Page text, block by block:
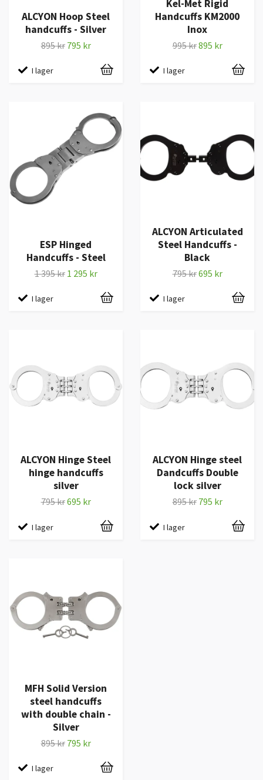
ALCYON Hoop Steel
handcuffs - Silver
895 kr 795 kr
I lager
Kel-Met Rigid
Handcuffs KM2000
Inox
995 kr895 kr
I lager
ESP Hinged
Handcuffs - Steel
1 395 kr 1 295 kr
I lager
ALCYON Articulated
Steel Handcuffs -
Black
795 kr695 kr
I lager
ALCYON Hinge Steel
hinge handcuffs
silver
795 kr695 kr
I lager
ALCYON Hinge steel
Dandcuffs Double
lock silver
895 kr 795 kr
I lager
MFH Solid Version
steel handcuffs
with double chain -
Silver
895 kr 795 kr
I lager